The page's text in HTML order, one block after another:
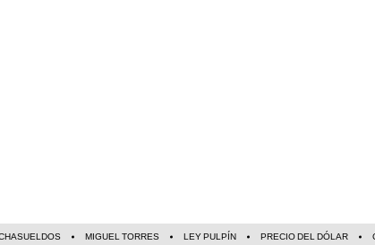
MIGUEL TORRES LEY PULPÍN PRECIO DEL DÓLAR